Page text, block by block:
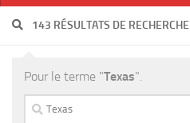
143 RÉSULTATS DE RECHERCHE
Pour le terme "Texas".
Rechercher :